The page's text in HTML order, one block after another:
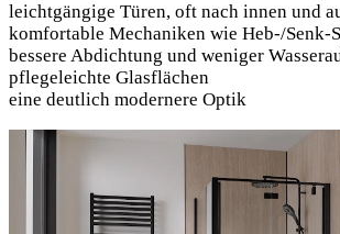
leichtgängige Türen, oft nach innen und
komfortable Mechaniken wie Heb-/Senk-
bessere Abdichtung und weniger
pflegeleichte Glasflächen
eine deutlich modernere Optik